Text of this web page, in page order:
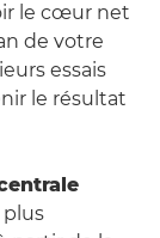
le cœur net
de votre
essais
le résultat
plus